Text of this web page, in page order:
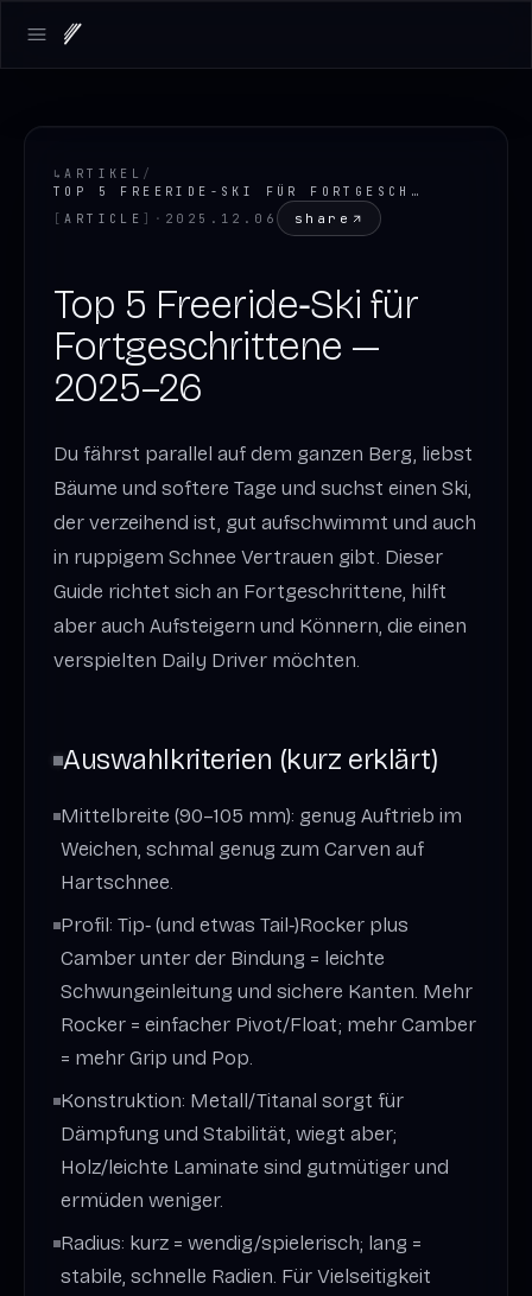
Open main menu
↳ARTIKEL /
TOP 5 FREERIDE-SKI FÜR FORTGESCHRITTENE 2025–26 | GUIDE
[ ARTICLE ] · 2025.12.06 share
Top 5 Freeride‑Ski für
Fortgeschrittene —
2025–26
Du fährst parallel auf dem ganzen Berg, liebst
Bäume und softere Tage und suchst einen Ski,
der verzeihend ist, gut aufschwimmt und auch
in ruppigem Schnee Vertrauen gibt. Dieser
Guide richtet sich an Fortgeschrittene, hilft
aber auch Aufsteigern und Könnern, die einen
verspielten Daily Driver möchten.
Auswahlkriterien (kurz erklärt)
Mittelbreite (90–105 mm): genug Auftrieb im
Weichen, schmal genug zum Carven auf
Hartschnee.
Profil: Tip‑ (und etwas Tail‑)Rocker plus
Camber unter der Bindung = leichte
Schwungeinleitung und sichere Kanten. Mehr
Rocker = einfacher Pivot/Float; mehr Camber
= mehr Grip und Pop.
Konstruktion: Metall/Titanal sorgt für
Dämpfung und Stabilität, wiegt aber;
Holz/leichte Laminate sind gutmütiger und
ermüden weniger.
Radius: kurz = wendig/spielerisch; lang =
stabile, schnelle Radien. Für Vielseitigkeit